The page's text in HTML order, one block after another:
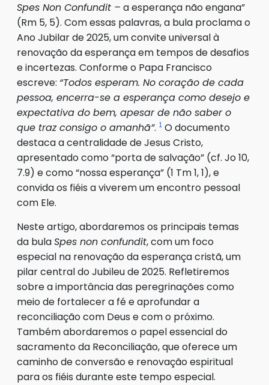
Spes Non Confundit – a esperança não engana”
(Rm 5, 5). Com essas palavras, a bula proclama o
Ano Jubilar de 2025, um convite universal à
renovação da esperança em tempos de desafios
e incertezas. Conforme o Papa Francisco
escreve: “Todos esperam. No coração de cada
pessoa, encerra-se a esperança como desejo e
expectativa do bem, apesar de não saber o
que traz consigo o amanhã”. 1 O documento
destaca a centralidade de Jesus Cristo,
apresentado como “porta de salvação” (cf. Jo 10,
7.9) e como “nossa esperança” (1 Tm 1, 1), e
convida os fiéis a viverem um encontro pessoal
com Ele.
Neste artigo, abordaremos os principais temas
da bulaSpes non confundit, com um foco
especial na renovação da esperança cristã, um
pilar central do Jubileu de 2025. Refletiremos
sobre a importância das peregrinações como
meio de fortalecer a fé e aprofundar a
reconciliação com Deus e com o próximo.
Também abordaremos o papel essencial do
sacramento da Reconciliação, que oferece um
caminho de conversão e renovação espiritual
para os fiéis durante este tempo especial.